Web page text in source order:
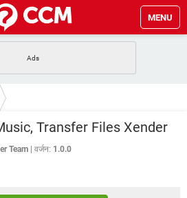
MENU
Lucky Patcher यूज करें
PUBG Mobile
Transfer Files Xender
Team वर्जन: 1.0.0